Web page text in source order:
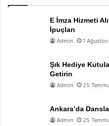
E İmza Hizmeti
İpuçları
Admin 1
Şık Hediye
Getirin
Admin 25
Ankara’da
Admin 25